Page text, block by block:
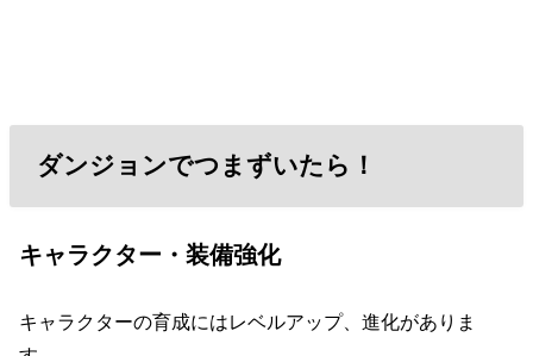
ダンジョンでつまずいたら！
キャラクター・装備強化
キャラクターの育成にはレベルアップ、進化がありま